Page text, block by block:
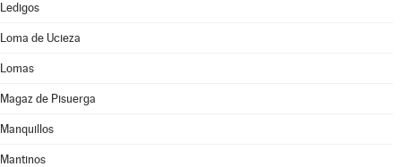
Ledigos
Loma de Ucieza
Lomas
Magaz de Pisuerga
Manquillos
Mantinos